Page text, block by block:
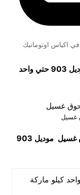
اكياس اوتوماتيك
ماكينات تعبئة وتغليف مسحوق غسيل موديل 903 حتي واحد
غسيل
غسيل
موديل 903
حتي واحد كيلو ماركة